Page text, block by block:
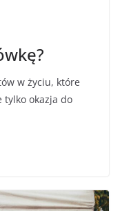
w życiu, które
tylko okazja do